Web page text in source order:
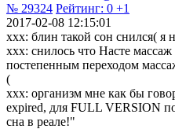
№ 29324 Рейтинг: 0 +1
2017-02-08 12:15:01
xxx: блин такой сон снился( я
ххх: снилось что Насте массаж
постепенным переходом
(
ххх: организм мне как бы
expired, для FULL VERSION
сна в реале!"